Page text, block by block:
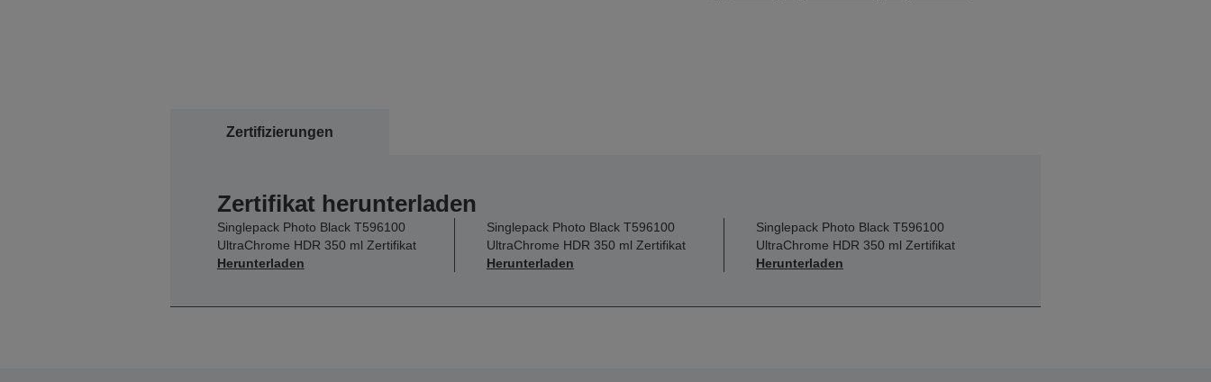
Zertifizierungen
Zertifikat herunterladen
Singlepack Photo Black T596100
UltraChrome HDR 350 ml Zertifikat
Herunterladen
Singlepack Photo Black T596100
UltraChrome HDR 350 ml Zertifikat
Herunterladen
Singlepack Photo Black T596100
UltraChrome HDR 350 ml Zertifikat
Herunterladen